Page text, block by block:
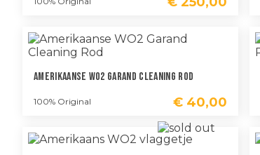
Amerikaanse WO2 Garand Cleaning Rod
100% Original € 40,00